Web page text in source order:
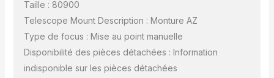
Taille : 80900
Telescope Mount Description : Monture AZ
Type de focus : Mise au point manuelle
Disponibilité des pièces détachées : Information
indisponible sur les pièces détachées